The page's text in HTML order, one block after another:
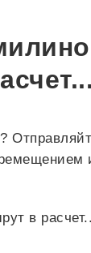
в